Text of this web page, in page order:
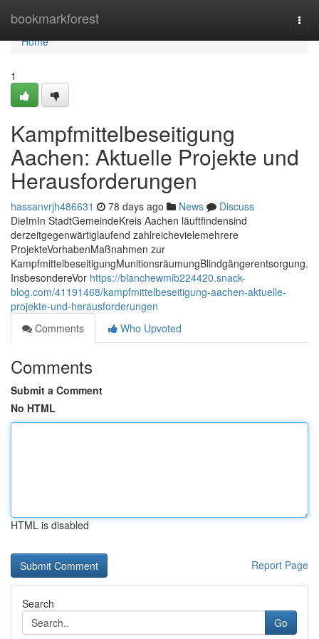
bookmarkforest
Home
Home
1
Kampfmittelbeseitigung
Aachen: Aktuelle Projekte und
Herausforderungen
hassanvrjh486631 78 days ago News
Discuss
DieImIn StadtGemeindeKreis Aachen läuftfindensind
derzeitgegenwärtiglaufend zahlreichevielemehrere
ProjekteVorhabenMaßnahmen zur
KampfmittelbeseitigungMunitionsräumungBlindgängerentsorgung.
InsbesondereVor https://blanchewmib224420.snack-
blog.com/41191468/kampfmittelbeseitigung-aachen-aktuelle-
projekte-und-herausforderungen
Comments
Who Upvoted
Comments
Submit a Comment
No HTML
HTML is disabled
Report Page
Search
Go